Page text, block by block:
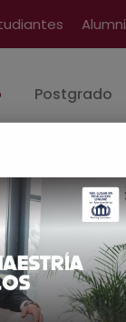
Alumni
Postgrado